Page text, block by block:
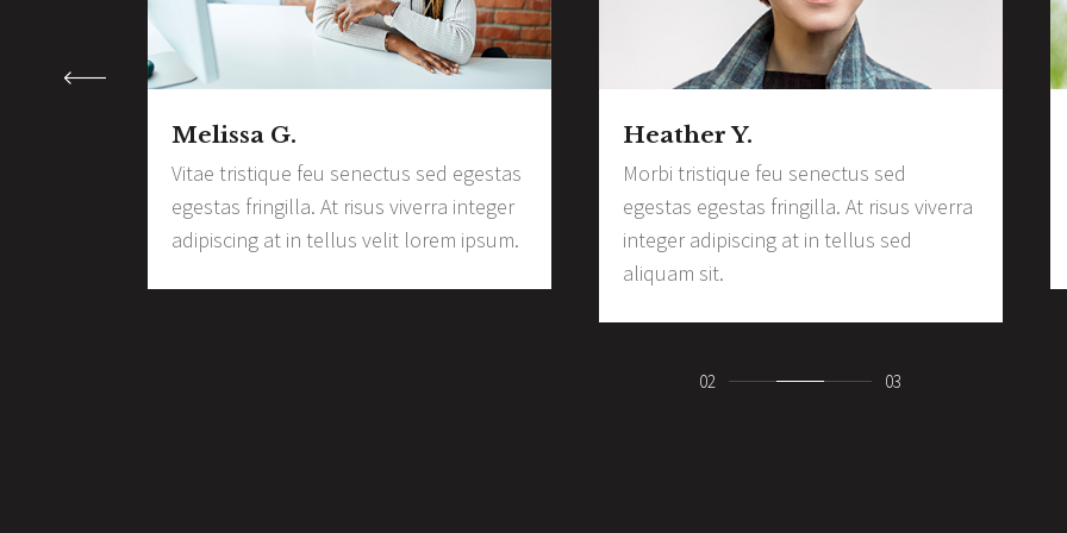
Melissa G.
Vitae tristique feu senectus sed egestas
egestas fringilla. At risus viverra integer
adipiscing at in tellus velit lorem ipsum.
Heather Y.
Morbi tristique feu senectus sed
egestas egestas fringilla. At risus viverra
integer adipiscing at in tellus sed
aliquam sit.